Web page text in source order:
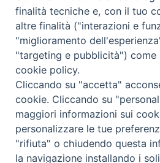
Copyright © 2019 -
Trentina Editrice
Privacy Policy
finalità tecniche e, con il tuo
altre finalità ("interazioni e
"miglioramento
"targeting e pubblicità") come
cookie policy.
Cliccando su "accetta"
cookie. Cliccando su
maggiori informazioni sui
personalizzare le tue
"rifiuta" o chiudendo questa
la navigazione installando i